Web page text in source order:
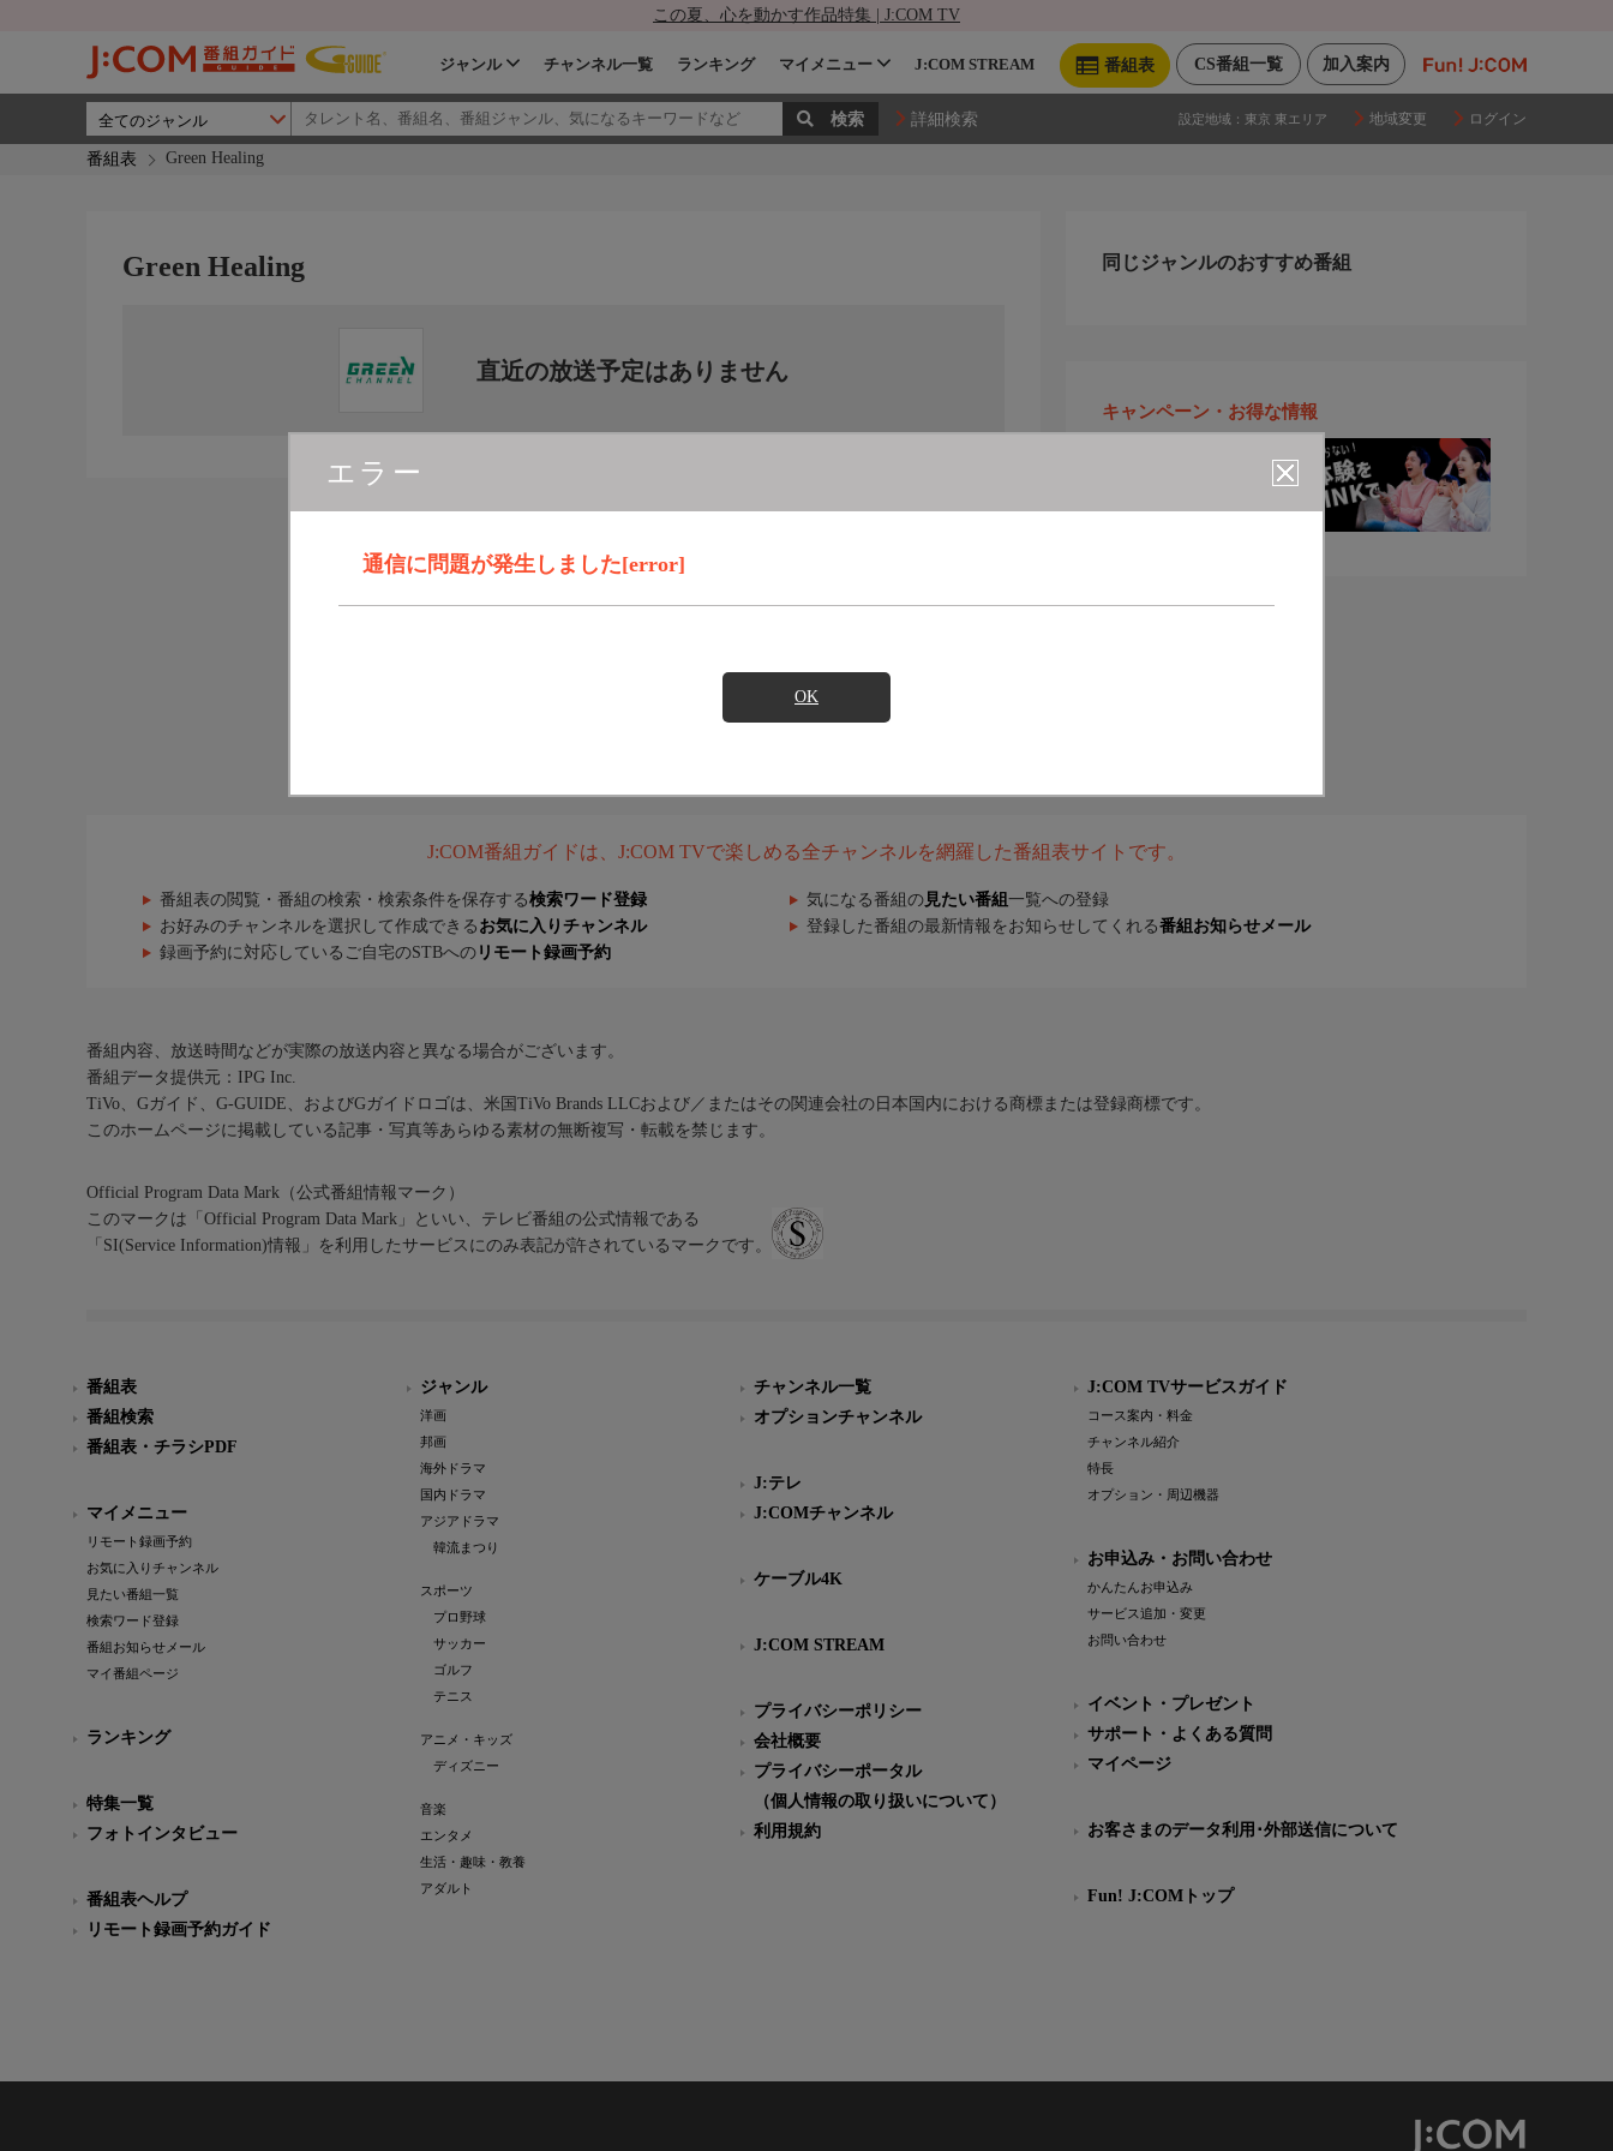
この夏、心を動かす作品特集 | J:COM TV
加入案内
CS番組一覧
番組表
ジャンル チャンネル一覧 ランキング マイメニュー J:COM STREAM
詳細検索 設定地域： 東京 東エリア 地域変更 ログイン
番組表 Green Healing
エラー
通信に問題が発生しました[error]
OK
Green Healing
直近の放送予定はありません
同じジャンルのおすすめ番組
キャンペーン・お得な情報
J:COM番組ガイドは、J:COM TVで楽しめる全チャンネルを網羅した番組表サイトです。
番組表の閲覧・番組の検索・検索条件を保存する検索ワード登録 気になる番組の 見たい番組 一覧への登録
お好みのチャンネルを選択して作成できる お気に入りチャンネル 登録した番組の最新情報をお知らせしてくれる番組お知らせメール
録画予約に対応しているご自宅のSTBへの リモート録画予約
番組内容、放送時間などが実際の放送内容と異なる場合がございます。
番組データ提供元：IPG Inc.
TiVo、Gガイド、G-GUIDE、およびGガイドロゴは、米国TiVo Brands LLCおよび／またはその関連会社の日本国内における商標または登録商標です。
このホームページに掲載している記事・写真等あらゆる素材の無断複写・転載を禁じます。
Official Program Data Mark（公式番組情報マーク）
このマークは「Official Program Data Mark」といい、テレビ番組の公式情報である
「SI(Service Information)情報」を利用したサービスにのみ表記が許されているマークです。
番組表
番組検索
番組表・チラシPDF
マイメニュー
リモート録画予約
お気に入りチャンネル
見たい番組一覧
検索ワード登録
番組お知らせメール
マイ番組ページ
ランキング
特集一覧
フォトインタビュー
番組表ヘルプ
リモート録画予約ガイド
ジャンル
洋画
邦画
海外ドラマ
国内ドラマ
アジアドラマ
韓流まつり
スポーツ
プロ野球
サッカー
ゴルフ
テニス
アニメ・キッズ
ディズニー
音楽
エンタメ
生活・趣味・教養
アダルト
チャンネル一覧
オプションチャンネル
J:テレ
J:COMチャンネル
ケーブル4K
J:COM STREAM
プライバシーポリシー
会社概要
プライバシーポータル
（個人情報の取り扱いについて）
利用規約
J:COM TVサービスガイド
コース案内・料金
チャンネル紹介
特長
オプション・周辺機器
お申込み・お問い合わせ
かんたんお申込み
サービス追加・変更
お問い合わせ
イベント・プレゼント
サポート・よくある質問
マイページ
お客さまのデータ利用･外部送信について
Fun! J:COMトップ